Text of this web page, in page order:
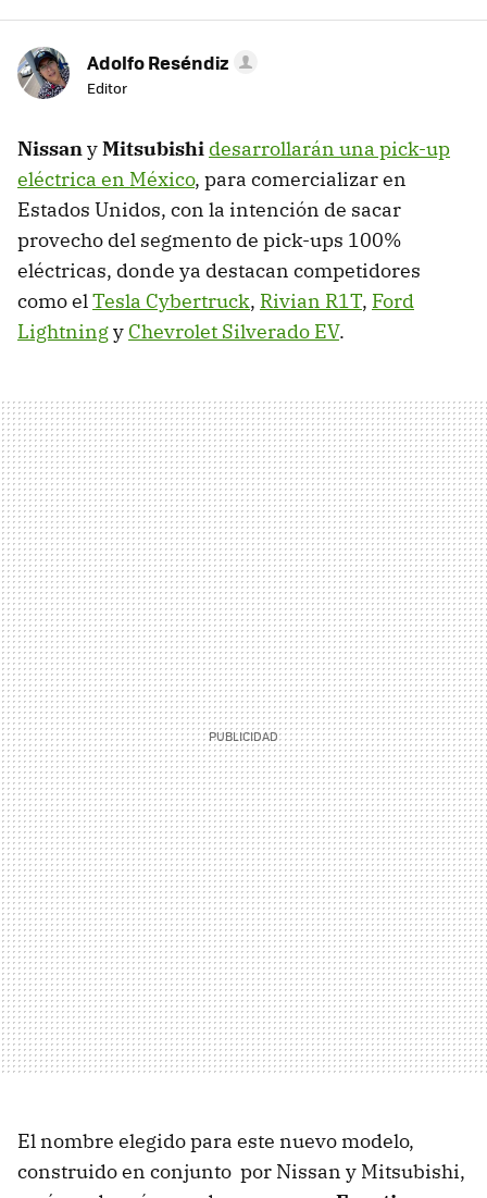
Adolfo Reséndiz
Editor
NissanyMitsubishi desarrollarán una pick-up
eléctrica en México, para comercializar en
Estados Unidos, con la intención de sacar
provecho del segmento de pick-ups 100%
eléctricas, donde ya destacan competidores
como elTesla Cybertruck, Rivian R1T, Ford
Lightningy Chevrolet Silverado EV.
El nombre elegido para este nuevo modelo,
construido en conjunto por Nissan y Mitsubishi,